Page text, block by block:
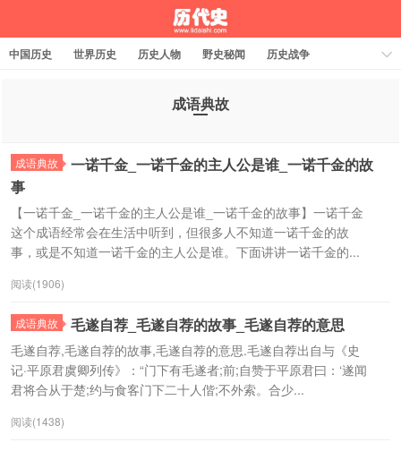
中国历史 世界历史 历史人物 野史秘闻
历史战争
成语典故
成语典故
一诺千金_一诺千金的主人公是谁_一诺千金的故
事
【一诺千金_一诺千金的主人公是谁_一诺千金的故事】一诺千金
这个成语经常会在生活中听到，但很多人不知道一诺千金的故
事，或是不知道一诺千金的主人公是谁。下面讲讲一诺千金的...
阅读(1906)
成语典故 毛遂自荐_毛遂自荐的故事_毛遂自荐的意思
毛遂自荐,毛遂自荐的故事,毛遂自荐的意思.毛遂自荐出自与《史
记·平原君虞卿列传》：“门下有毛遂者;前;自赞于平原君曰：‘遂闻
君将合从于楚;约与食客门下二十人偕;不外索。合少...
阅读(1438)